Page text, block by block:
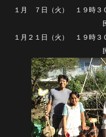
１月 ７日（火） １９時３０分〜２１時３０分 ＠ 善行公
１月２１日（火） １９時３０分〜２１時３０分 ＠ 善行公